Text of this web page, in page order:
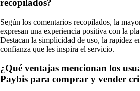
recopilados?
Según los comentarios recopilados, la
expresan una experiencia positiva con la
Destacan la simplicidad de uso, la rapidez
confianza que les inspira el servicio.
¿Qué ventajas mencionan los
Paybis para comprar y vender